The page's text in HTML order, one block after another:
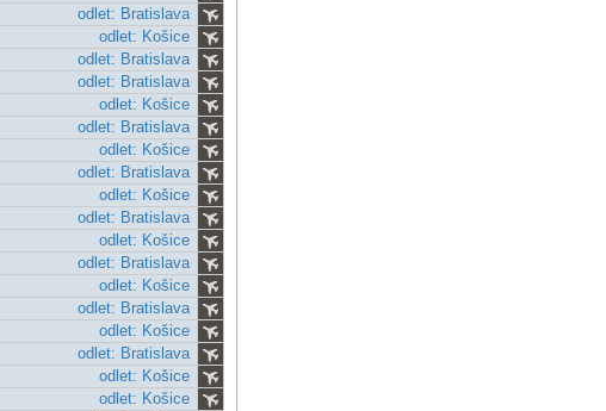
odlet: Bratislava
odlet: Košice
odlet: Bratislava
odlet: Bratislava
odlet: Košice
odlet: Bratislava
odlet: Košice
odlet: Bratislava
odlet: Košice
odlet: Bratislava
odlet: Košice
odlet: Bratislava
odlet: Košice
odlet: Bratislava
odlet: Košice
odlet: Bratislava
odlet: Košice
odlet: Košice